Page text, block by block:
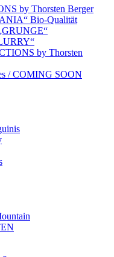
by Thorsten Berger
Bio-Qualität
by Thorsten
/ COMING SOON